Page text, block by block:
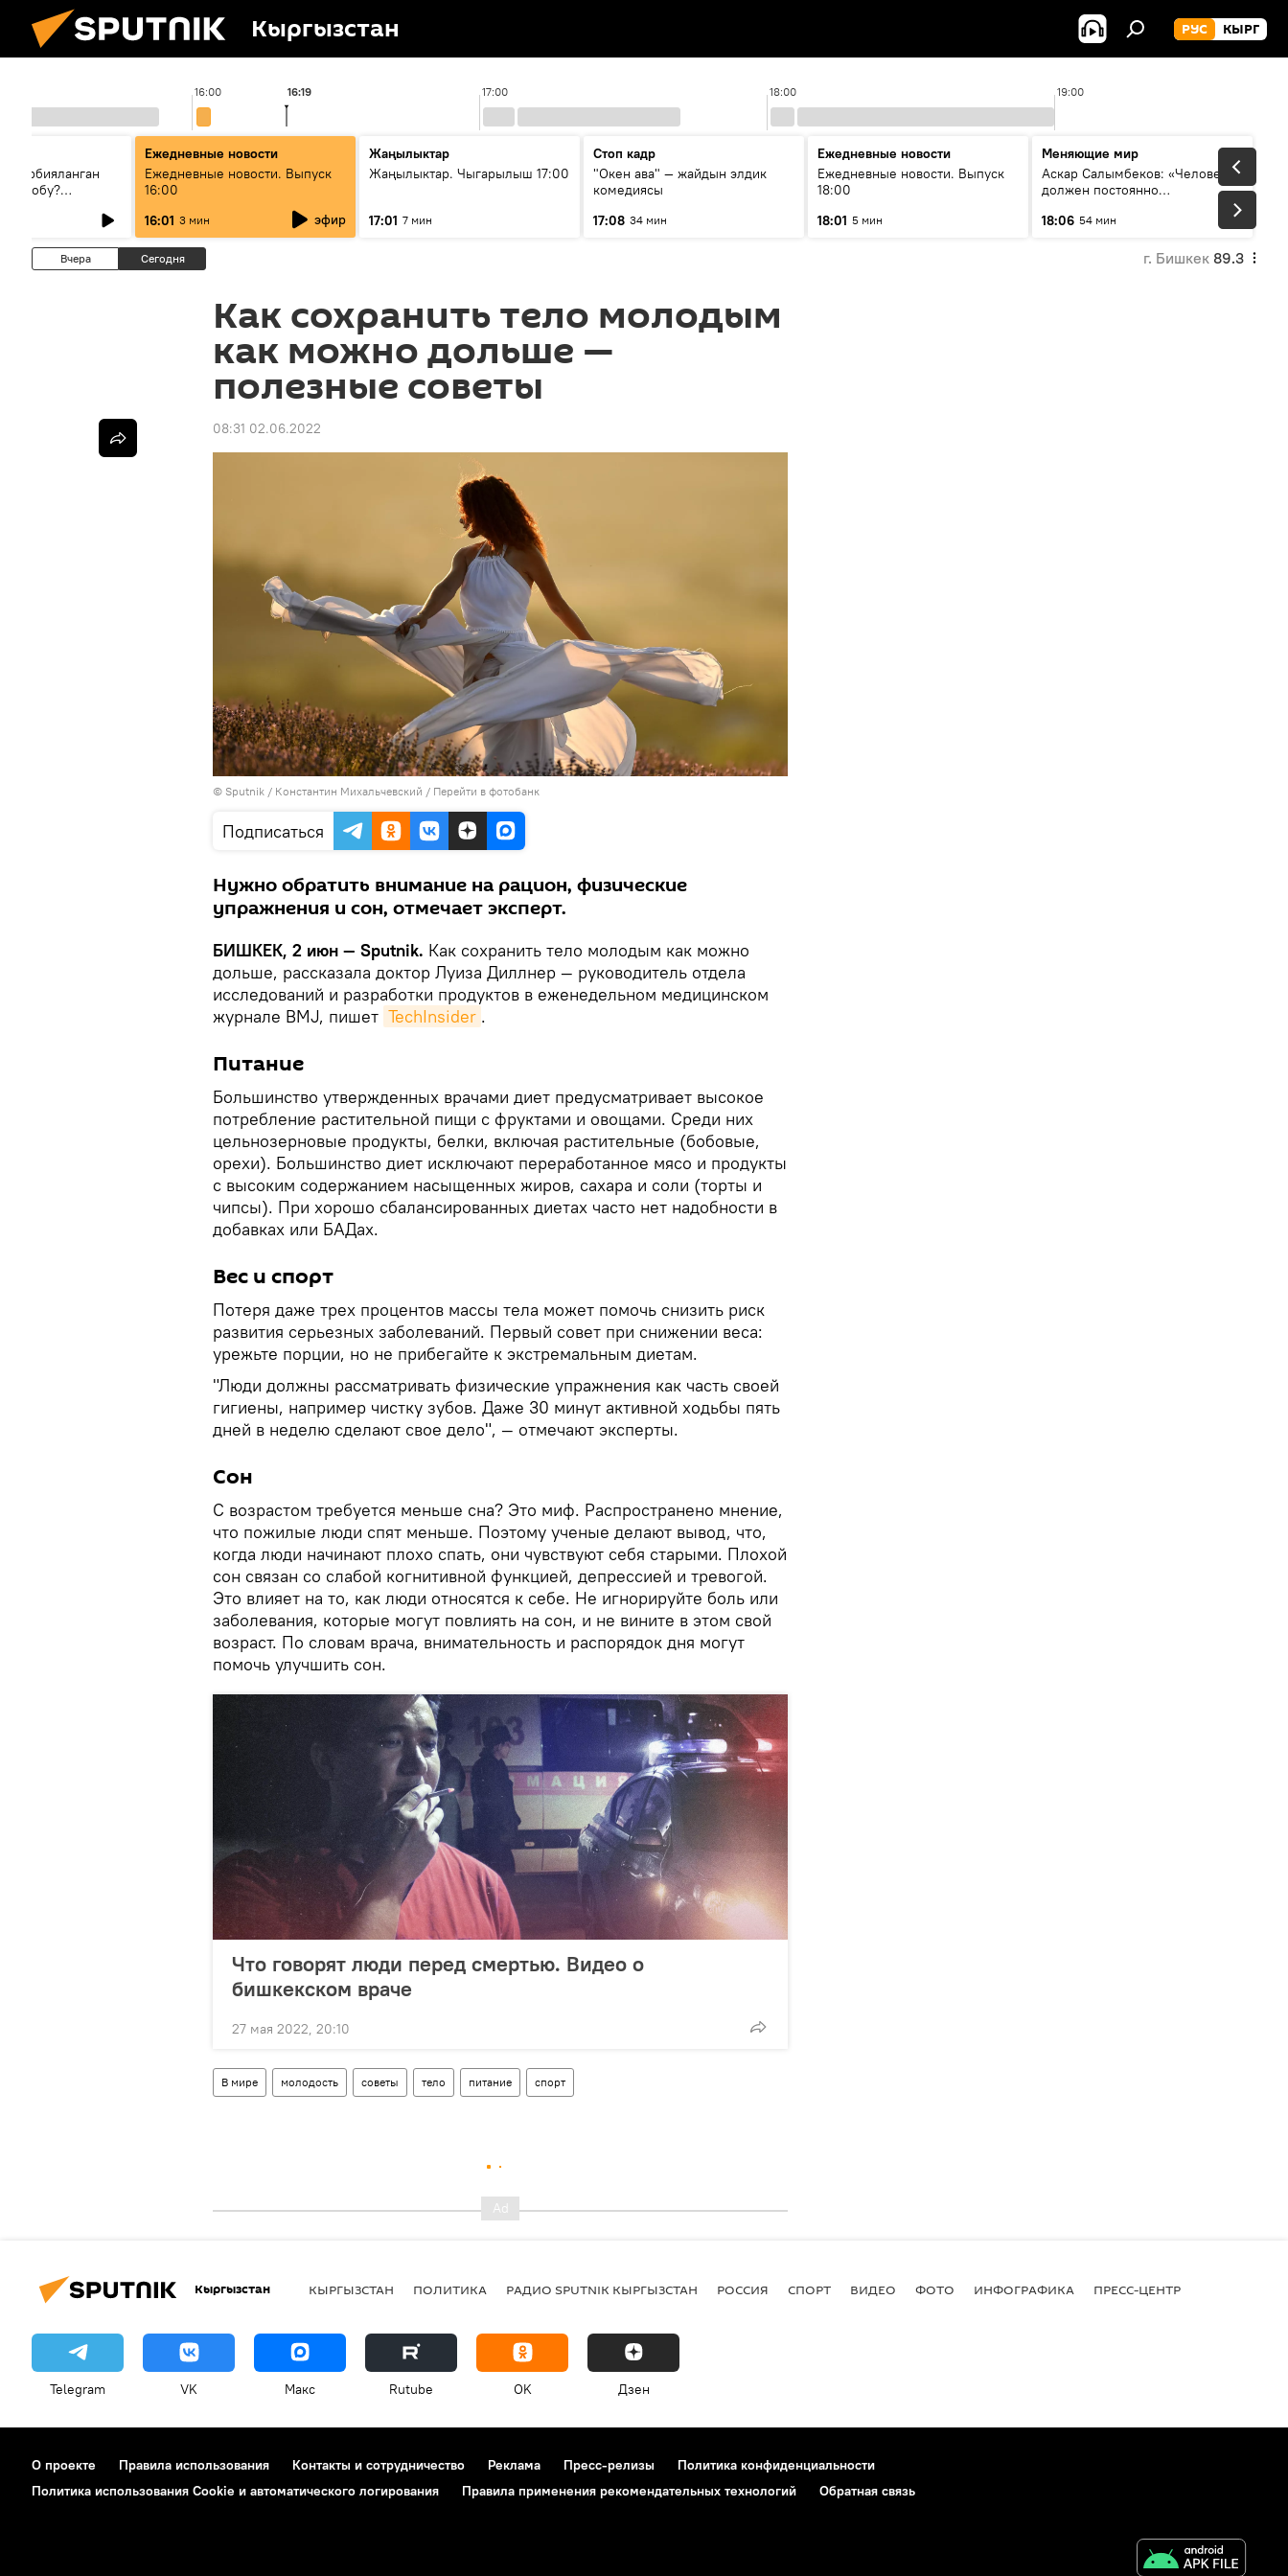
Кыргызстан РУС КЫРГ
16:00 17:00 18:00 19:00
16:19
тарбияланган
болобу?
Ежедневные новости
Ежедневные новости. Выпуск
16:00
16:01 3 мин эфир
Жаңылыктар
Жаңылыктар. Чыгарылыш 17:00
17:01 7 мин
Стоп кадр
"Окен ава" — жайдын элдик
комедиясы
17:08 34 мин
Ежедневные новости
Ежедневные новости. Выпуск
18:00
18:01 5 мин
Меняющие мир
Аскар Салымбеков: «Человек
должен постоянно
18:06 54 мин
Вчера Сегодня г. Бишкек 89.3
Как сохранить тело молодым
как можно дольше —
полезные советы
08:31 02.06.2022
© Sputnik / Константин Михальчевский / Перейти в фотобанк
Подписаться
Нужно обратить внимание на рацион, физические
упражнения и сон, отмечает эксперт.
БИШКЕК, 2 июн — Sputnik. Как сохранить тело молодым как можно
дольше, рассказала доктор Луиза Диллнер — руководитель отдела
исследований и разработки продуктов в еженедельном медицинском
журнале BMJ, пишет TechInsider .
Питание
Большинство утвержденных врачами диет предусматривает высокое
потребление растительной пищи с фруктами и овощами. Среди них
цельнозерновые продукты, белки, включая растительные (бобовые,
орехи). Большинство диет исключают переработанное мясо и продукты
с высоким содержанием насыщенных жиров, сахара и соли (торты и
чипсы). При хорошо сбалансированных диетах часто нет надобности в
добавках или БАДах.
Вес и спорт
Потеря даже трех процентов массы тела может помочь снизить риск
развития серьезных заболеваний. Первый совет при снижении веса:
урежьте порции, но не прибегайте к экстремальным диетам.
"Люди должны рассматривать физические упражнения как часть своей
гигиены, например чистку зубов. Даже 30 минут активной ходьбы пять
дней в неделю сделают свое дело", — отмечают эксперты.
Сон
С возрастом требуется меньше сна? Это миф. Распространено мнение,
что пожилые люди спят меньше. Поэтому ученые делают вывод, что,
когда люди начинают плохо спать, они чувствуют себя старыми. Плохой
сон связан со слабой когнитивной функцией, депрессией и тревогой.
Это влияет на то, как люди относятся к себе. Не игнорируйте боль или
заболевания, которые могут повлиять на сон, и не вините в этом свой
возраст. По словам врача, внимательность и распорядок дня могут
помочь улучшить сон.
Что говорят люди перед смертью. Видео о
бишкекском враче
27 мая 2022, 20:10
В мире молодость советы тело питание спорт
Кыргызстан КЫРГЫЗСТАН ПОЛИТИКА РАДИО SPUTNIK КЫРГЫЗСТАН РОССИЯ СПОРТ ВИДЕО ФОТО ИНФОГРАФИКА ПРЕСС-ЦЕНТР
Telegram VK Макс Rutube OK Дзен
О проекте Правила использования Контакты и сотрудничество Реклама Пресс-релизы
Политика конфиденциальности
Политика использования Cookie и автоматического логирования
Правила применения рекомендательных технологий Обратная связь